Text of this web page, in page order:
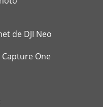
de DJI Neo
One